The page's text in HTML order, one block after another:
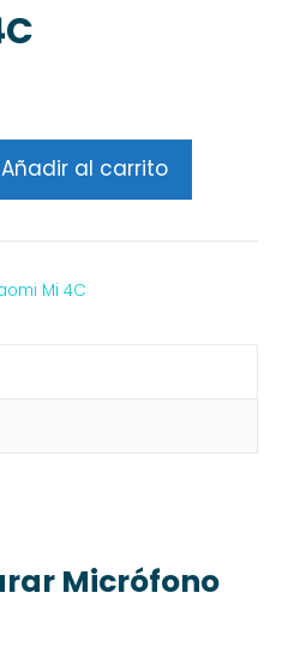
Añadir al carrito
Mi 4C
Micrófono